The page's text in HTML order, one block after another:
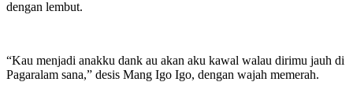
dengan lembut.
“Kau menjadi anakku dank au akan aku kawal walau dirimu jauh di
Pagaralam sana,” desis Mang Igo Igo, dengan wajah memerah.